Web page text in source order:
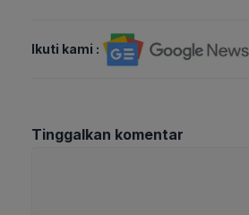
Ikuti kami :
Tinggalkan komentar